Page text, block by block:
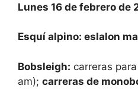
Lunes 16 de febrero de
Esquí alpino: eslalon
Bobsleigh: carreras
am); carreras de